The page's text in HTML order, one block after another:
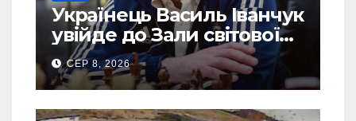
Українець Василь Іванчук
увійде до Зали світової
шахової слави
СЕР 8, 2026